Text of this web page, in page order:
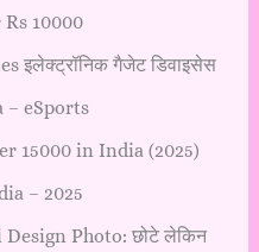
10000
इलेक्ट्रॉनिक गैजेट डिवाइसेस
– eSports
15000 in India (2025)
– 2025
Photo: छोटे लेकिन